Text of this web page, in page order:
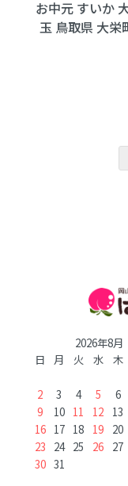
お中元 すいか
玉 鳥取県 大栄
2026年8月
日
月 火 水 木
2
3 4 5 6
9
10 11 12 13
16 17 18 19 20
23 24 25 26 27
30 31